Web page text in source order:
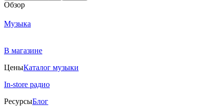
Обзор
Музыка
В магазине
ЦеныКаталог музыки
In-store радио
РесурсыБлог